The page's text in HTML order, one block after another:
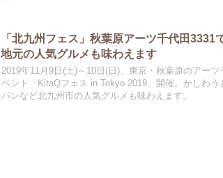
「北九州フェス」秋葉原アーツ千代田
地元の人気グルメも味わえます
2019年11月9日(土)～10日(日)、東京・秋葉原のアー
ベント「KitaQフェス in Tokyo 2019」開催。かしわ
パンなど北九州市の人気グルメも味わえます。